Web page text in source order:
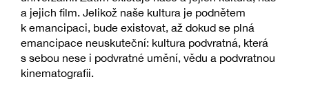
a jejich film. Jelikož naše kultura je podnětem
k emancipaci, bude existovat, až dokud se plná
emancipace neuskuteční: kultura podvratná, která
s sebou nese i podvratné umění, vědu a podvratnou
kinematografii.